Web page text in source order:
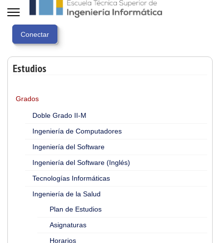
Estudios
Grados
Doble Grado II-M
Ingeniería de Computadores
Ingeniería del Software
Ingeniería del Software (Inglés)
Tecnologías Informáticas
Ingeniería de la Salud
Plan de Estudios
Asignaturas
Horarios